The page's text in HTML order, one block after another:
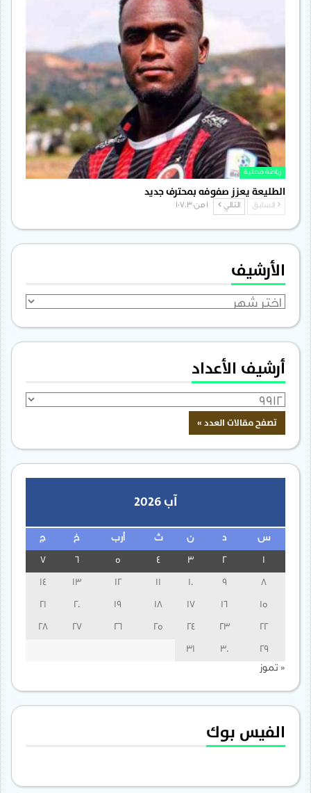
رياضة محلية
الطليعة يعزز صفوفه بمحترف جديد
السابق التالي
الأرشيف
الأرشيف
أرشيف الأعداد
آب 2026
س ن ث أرب خ ج
3
13
14
15
16
17
18
19
20
21
22
23
24
25
26
27
28
29
30
31
« تموز
الفيس بوك